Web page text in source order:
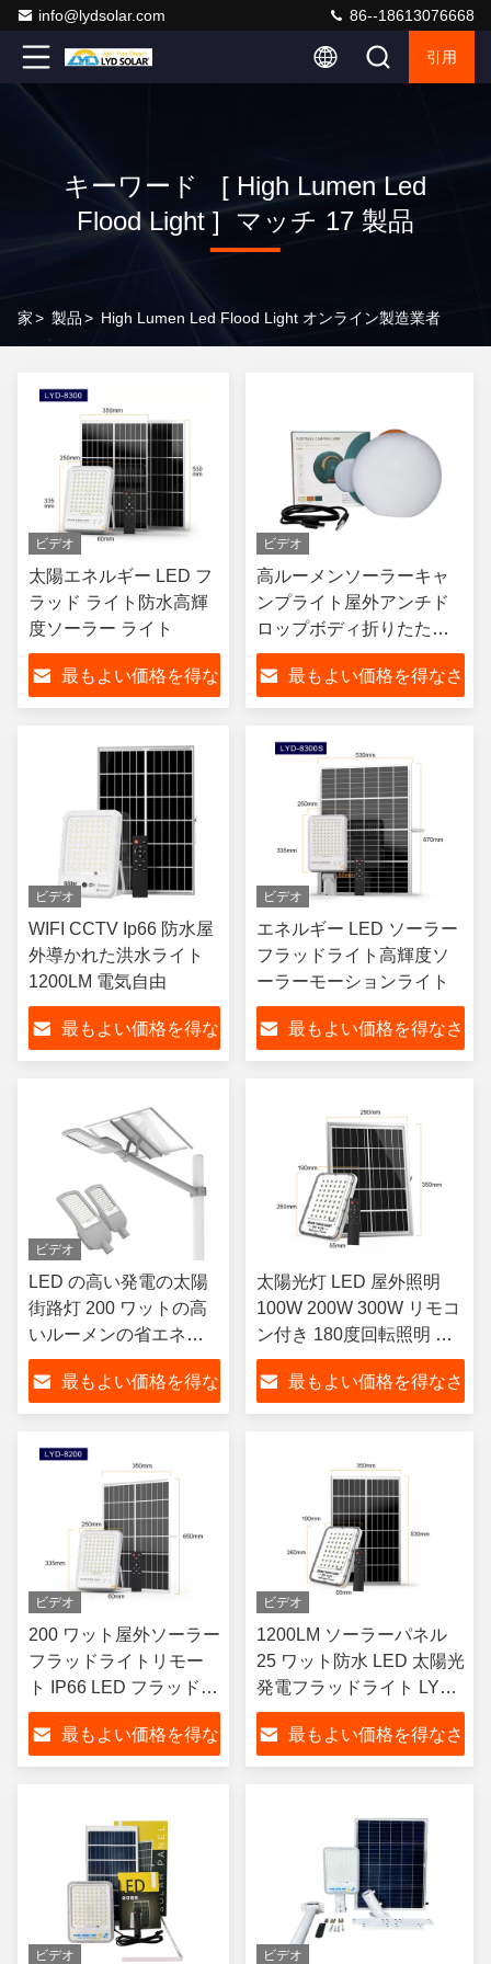
info@lydsolar.com 86--18613076668
引用
キーワード [ High Lumen Led
Flood Light ] マッチ 17 製品
家> 製品> High Lumen Led Flood Light オンライン製造業者
ビデオ
太陽エネルギー LED フ
ラッド ライト防水高輝
度ソーラー ライト
最もよい価格を得な
ビデオ
高ルーメンソーラーキャ
ンプライト屋外アンチド
ロップボディ折りたたみ
式ソーラーランプ
最もよい価格を得なさ
ビデオ
WIFI CCTV Ip66 防水屋
外導かれた洪水ライト
1200LM 電気自由
最もよい価格を得な
ビデオ
エネルギー LED ソーラー
フラッドライト高輝度ソ
ーラーモーションライト
最もよい価格を得なさ
ビデオ
LED の高い発電の太陽
街路灯 200 ワットの高
いルーメンの省エネ
LYD-S3530
最もよい価格を得な
太陽光灯 LED 屋外照明
100W 200W 300W リモコ
ン付き 180度回転照明 太
陽光照明
最もよい価格を得なさ
ビデオ
200 ワット屋外ソーラー
フラッドライトリモー
ト IP66 LED フラッドラ
ンプ
最もよい価格を得な
ビデオ
1200LM ソーラーパネル
25 ワット防水 LED 太陽光
発電フラッドライト LYD-
8150
最もよい価格を得なさ
ビデオ ビデオ